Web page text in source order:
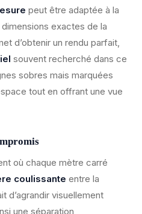
peut être adaptée à la
exactes de la
d’obtenir un rendu parfait,
souvent recherché dans ce
sobres mais marquées
tout en offrant une vue
où chaque mètre carré
coulissante entre la
d’agrandir visuellement
une séparation